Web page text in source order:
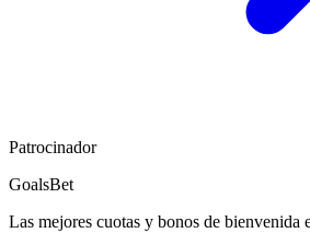
Patrocinador
GoalsBet
Las mejores cuotas y bonos de bienvenida